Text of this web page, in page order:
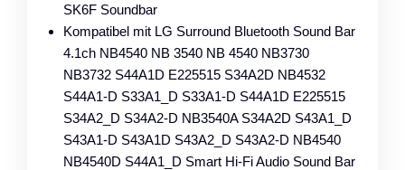
SK6F Soundbar
Kompatibel mit LG Surround Bluetooth Sound Bar
4.1ch NB4540 NB 3540 NB 4540 NB3730
NB3732 S44A1D E225515 S34A2D NB4532
S44A1-D S33A1_D S33A1-D S44A1D E225515
S34A2_D S34A2-D NB3540A S34A2D S43A1_D
S43A1-D S43A1D S43A2_D S43A2-D NB4540
NB4540D S44A1_D Smart Hi-Fi Audio Sound Bar